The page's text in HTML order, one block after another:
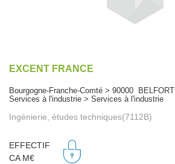
EXCENT FRANCE
Bourgogne-Franche-Comté > 90000 BELFORT
Services à l'industrie > Services à l'industrie
Ingénierie, études techniques(7112B)
EFFECTIF
CA M€